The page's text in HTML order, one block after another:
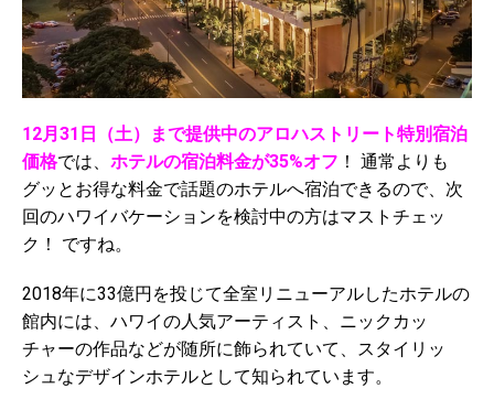
12月31日（土）まで提供中のアロハストリート特別宿泊
価格では、 ホテルの宿泊料金が35%オフ ！ 通常よりも
グッとお得な料金で話題のホテルへ宿泊できるので、次
回のハワイバケーションを検討中の方はマストチェッ
ク！ ですね。
2018年に33億円を投じて全室リニューアルしたホテルの
館内には、ハワイの人気アーティスト、ニックカッ
チャーの作品などが随所に飾られていて、スタイリッ
シュなデザインホテルとして知られています。